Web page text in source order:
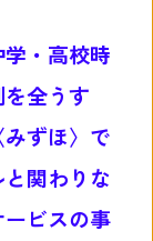
・高校時
全うす
ずほ〉で
関わりな
ビスの事